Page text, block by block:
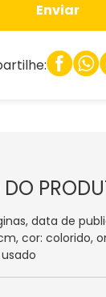
Enviar
data de
cor: colorido,